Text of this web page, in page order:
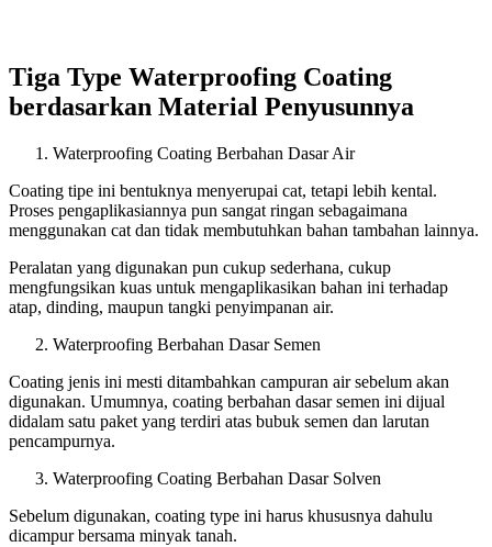
Tiga Type Waterproofing Coating
berdasarkan Material Penyusunnya
Waterproofing Coating Berbahan Dasar Air
Coating tipe ini bentuknya menyerupai cat, tetapi lebih kental.
Proses pengaplikasiannya pun sangat ringan sebagaimana
menggunakan cat dan tidak membutuhkan bahan tambahan lainnya.
Peralatan yang digunakan pun cukup sederhana, cukup
mengfungsikan kuas untuk mengaplikasikan bahan ini terhadap
atap, dinding, maupun tangki penyimpanan air.
Waterproofing Berbahan Dasar Semen
Coating jenis ini mesti ditambahkan campuran air sebelum akan
digunakan. Umumnya, coating berbahan dasar semen ini dijual
didalam satu paket yang terdiri atas bubuk semen dan larutan
pencampurnya.
Waterproofing Coating Berbahan Dasar Solven
Sebelum digunakan, coating type ini harus khususnya dahulu
dicampur bersama minyak tanah.